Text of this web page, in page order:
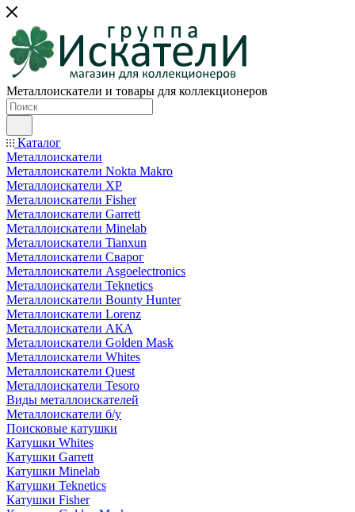
Металлоискатели и товары для коллекционеров
Каталог
Металлоискатели
Металлоискатели Nokta Makro
Металлоискатели XP
Металлоискатели Fisher
Металлоискатели Garrett
Металлоискатели Minelab
Металлоискатели Tianxun
Металлоискатели Сварог
Металлоискатели Asgoelectronics
Металлоискатели Teknetics
Металлоискатели Bounty Hunter
Металлоискатели Lorenz
Металлоискатели АКА
Металлоискатели Golden Mask
Металлоискатели Whites
Металлоискатели Quest
Металлоискатели Tesoro
Виды металлоискателей
Металлоискатели б/у
Поисковые катушки
Катушки Whites
Катушки Garrett
Катушки Minelab
Катушки Teknetics
Катушки Fisher